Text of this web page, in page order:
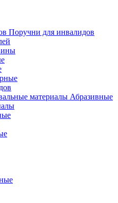
Поручни для инвалидов
Абразивные